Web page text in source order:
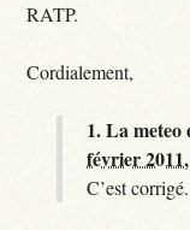
RATP.
Cordialement,
1.La
février
C’est